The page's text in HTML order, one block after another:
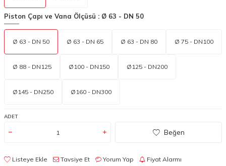
Piston Çapı ve Vana Ölçüsü : Ø 63 - DN 50
Ø 63 - DN 50 Ø 63 - DN 65 Ø 63 - DN 80 Ø 75 - DN100
Ø 88 - DN125 Ø100 - DN150 Ø125 - DN200
Ø145 - DN250 Ø160 - DN300
ADET
Beğen
Listeye Ekle Tavsiye Et Yorum Yap Fiyat Alarmı